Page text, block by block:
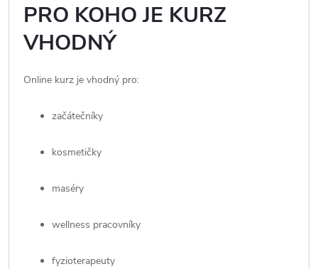
PRO KOHO JE KURZ
VHODNÝ
Online kurz je vhodný pro:
začátečníky
kosmetičky
maséry
wellness pracovníky
fyzioterapeuty